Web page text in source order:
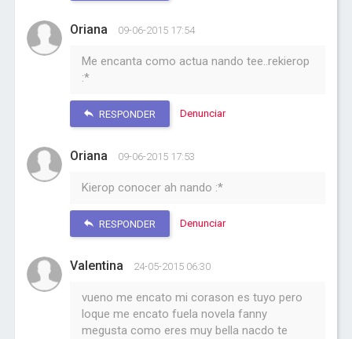
Oriana 09-06-2015 17:54
Me encanta como actua nando tee..rekierop
:*
RESPONDER Denunciar
Oriana 09-06-2015 17:53
Kierop conocer ah nando :*
RESPONDER Denunciar
Valentina 24-05-2015 06:30
vueno me encato mi corason es tuyo pero
loque me encato fuela novela fanny
megusta como eres muy bella nacdo te